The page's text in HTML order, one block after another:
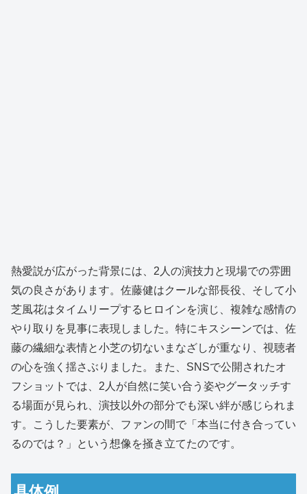
熱愛説が広がった背景には、2人の演技力と現場での雰囲
気の良さがあります。佐藤健はクールな部長役、そして小
芝風花はタイムリープするヒロインを演じ、複雑な感情の
やり取りを見事に表現しました。特にキスシーンでは、佐
藤の繊細な表情と小芝の切ないまなざしが重なり、視聴者
の心を強く揺さぶりました。また、SNSで公開されたオ
フショットでは、2人が自然に笑い合う姿やグータッチす
る場面が見られ、演技以外の部分でも深い絆が感じられま
す。こうした要素が、ファンの間で「本当に付き合ってい
るのでは？」という想像を掻き立てたのです。